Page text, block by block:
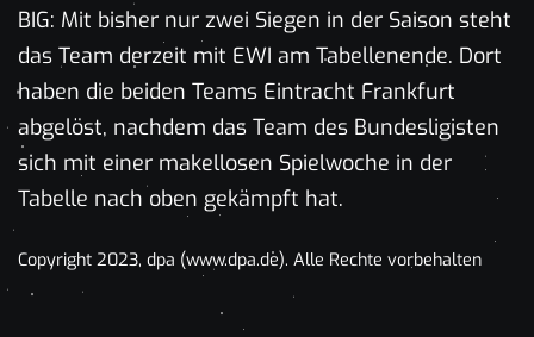
BIG: Mit bisher nur zwei Siegen in der Saison steht
das Team derzeit mit EWI am Tabellenende. Dort
haben die beiden Teams Eintracht Frankfurt
abgelöst, nachdem das Team des Bundesligisten
sich mit einer makellosen Spielwoche in der
Tabelle nach oben gekämpft hat.
Copyright 2023, dpa (www.dpa.de). Alle Rechte vorbehalten